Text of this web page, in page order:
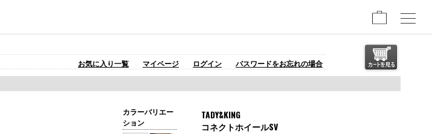
お気に入り一覧
マイページ ログイン パスワードをお忘れの場合
TADY&KING
コネクトホイールSV
カラーバリエー
ション